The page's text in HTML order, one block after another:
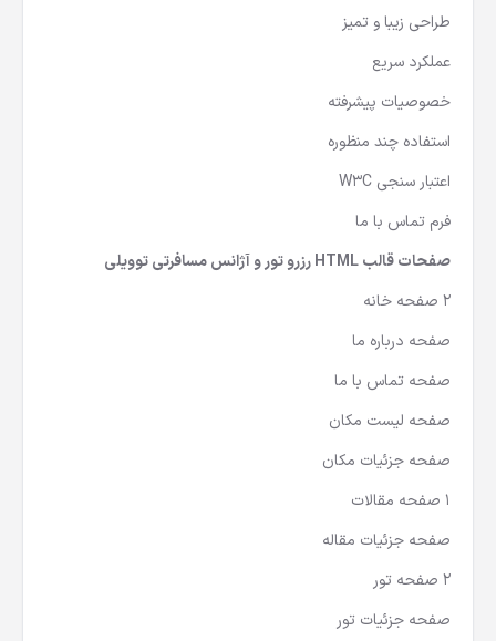
طراحی زیبا و تمیز
عملکرد سریع
خصوصیات پیشرفته
استفاده چند منظوره
اعتبار سنجی W3C
فرم تماس با ما
صفحات قالب HTML رزرو تور و آژانس مسافرتی توویلی
2 صفحه خانه
صفحه درباره ما
صفحه تماس با ما
صفحه لیست مکان
صفحه جزئیات مکان
1 صفحه مقالات
صفحه جزئیات مقاله
2 صفحه تور
صفحه جزئیات تور